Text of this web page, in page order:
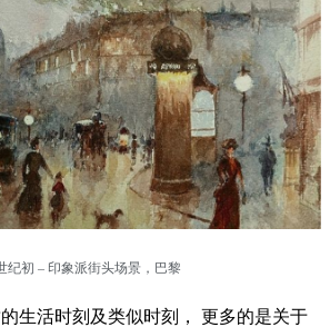
纪初 – 印象派街头场景，巴黎
生活时刻及类似时刻， 更多的是关于